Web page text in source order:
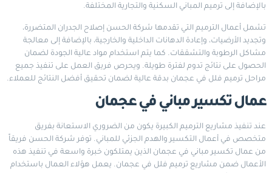
بالإضافة إلى ترميم المباني السكنية والتجارية المختلفة.
تشمل أعمال الترميم التي تقدمها شركة الحسن إصلاح الجدران المتضررة،
وتجديد الأرضيات، وإعادة الدهانات الداخلية والخارجية، بالإضافة إلى معالجة
مشاكل الرطوبة والتشققات. كما يتم استخدام مواد عالية الجودة لضمان
الحصول على نتائج تدوم لفترة طويلة. ويحرص فريق العمل على تنفيذ جميع
مراحل ترميم فلل في عجمان بدقة عالية لضمان تحقيق أفضل النتائج للعملاء.
عمال تكسير مباني في عجمان
عند تنفيذ مشاريع الترميم الكبيرة يكون من الضروري الاستعانة بفريق
متخصص في أعمال التكسير والهدم الجزئي للمباني. توفر شركة الحسن فريقاً
من عمال تكسير مباني في عجمان الذين يمتلكون خبرة واسعة في تنفيذ هذه
الأعمال ضمن مشاريع ترميم فلل في عجمان. يعمل هؤلاء العمال باستخدام